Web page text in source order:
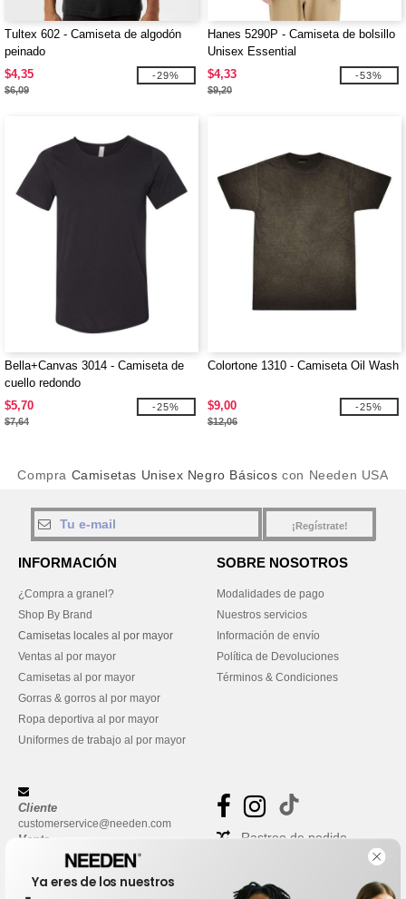
Tultex 602 - Camiseta de algodón
peinado
$4,35
$6,09
-29%
Hanes 5290P - Camiseta de bolsillo
Unisex Essential
$4,33
$9,20
-53%
Bella+Canvas 3014 - Camiseta de
cuello redondo
$5,70
$7,64
-25%
Colortone 1310 - Camiseta Oil Wash
$9,00
$12,06
-25%
Compra Camisetas Unisex Negro Básicos con Needen USA
¡Regístrate!
INFORMACIÓN
¿Compra a granel?
Shop By Brand
Camisetas locales al por mayor
Ventas al por mayor
Camisetas al por mayor
Gorras & gorros al por mayor
Ropa deportiva al por mayor
Uniformes de trabajo al por mayor
SOBRE NOSOTROS
Modalidades de pago
Nuestros servicios
Información de envío
Política de Devoluciones
Términos & Condiciones
Cliente
customerservice@needen.com
Venta
sales@needen.com
Rastreo de pedido
Ya eres de los nuestros